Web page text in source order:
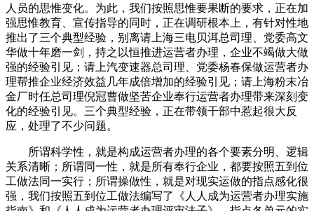
人员的思惟变化。为此，我们按照思惟要果断的要求，正在加
强思惟教育、宣传指导的同时，正在调研根本上，有针对性地
推出了三个典型经验，别离请上海三电贝洱总司理、党委高文
华做十年磨一剑，持之以恒推进运营者办理，企业不竭做大做
强的经验引见；请上汽变速器总司理、党委杨春保做运营者办
理帮推企业经济效益几年成倍增加的经验引见；请上海粉末冶
金厂时任总司理倪冠曹做坚苦企业奉行运营者办理带来深刻变
化的经验引见。三个典型经验，正在带领干部中惹起很大反
应，处理了不少问题。
所谓科学性，就是构成运营者办理的各个要素分明、逻辑
关系清晰；所谓同一性，就是所有奉行企业，都要按照五到位
工做法同一实行；所谓操做性，就是对现实运做的指点感化很
强，我们按照五到位工做法编写了《人人成为运营者办理实施